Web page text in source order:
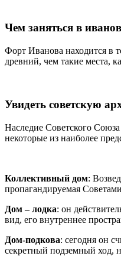
Чем заняться в
Форт Иванова находится в
древний, чем такие места,
Увидеть советскую
Наследие Советского
некоторые из наиболее
Коллективный дом:
пропагандируемая
Дом – лодка: он
вид, его внутреннее
Дом-подкова: сегодня он
секретный подземный ход,